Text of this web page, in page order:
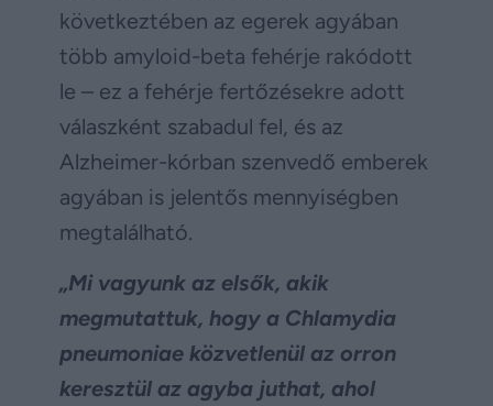
következtében az egerek agyában
több amyloid-beta fehérje rakódott
le – ez a fehérje fertőzésekre adott
válaszként szabadul fel, és az
Alzheimer-kórban szenvedő emberek
agyában is jelentős mennyiségben
megtalálható.
„Mi vagyunk az elsők, akik
megmutattuk, hogy a Chlamydia
pneumoniae közvetlenül az orron
keresztül az agyba juthat, ahol